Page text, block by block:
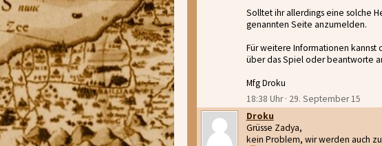
Solltet ihr allerdings eine solche
genannten Seite anzumelden.
Für weitere Informationen kannst
über das Spiel oder beantworte
Mfg Droku
18:38 Uhr · 29. September 15
Droku
Grüsse Zadya,
kein Problem, wir werden auch